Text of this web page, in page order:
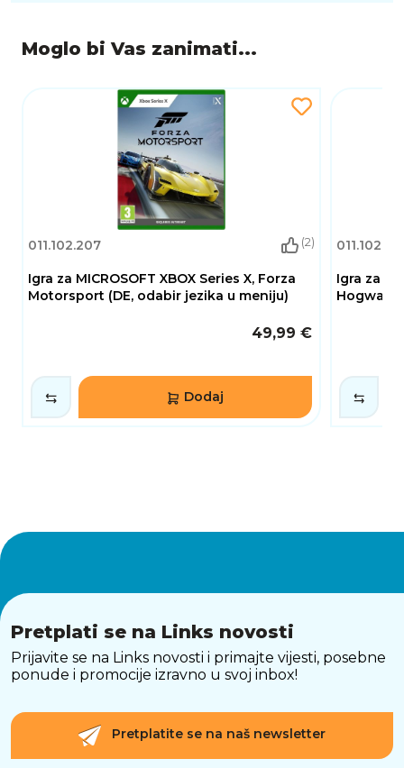
Moglo bi Vas zanimati...
011.102.207 (2)
Igra za MICROSOFT XBOX Series X, Forza
Motorsport (DE, odabir jezika u meniju)
49,99 €
Dodaj
Igra za
Pretplati se na Links novosti
Prijavite se na Links novosti i primajte vijesti, posebne
ponude i promocije izravno u svoj inbox!
Pretplatite se na naš newsletter